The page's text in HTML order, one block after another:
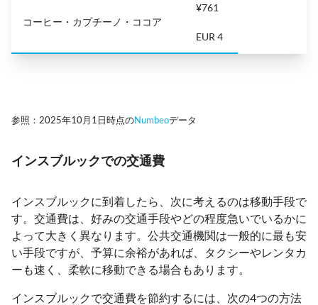
コーヒー・カプチーノ・ココア
¥761
EUR 4
参照：2025年10月1日時点のNumbeoデータ
インスブルックでの交通費
インスブルックに到着したら、次に考えるのは移動手段で
す。交通費は、好みの交通手段やどの程度急いでいるかに
よって大きく異なります。公共交通機関は一般的に最も安
い手段ですが、予算に余裕があれば、タクシーやレンタカ
ーも速く、柔軟に移動できる場合もあります。
インスブルックで交通費を節約するには、次の4つの方法